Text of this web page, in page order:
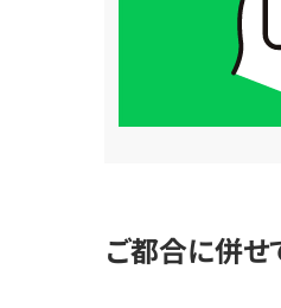
査
ご都合に併せ